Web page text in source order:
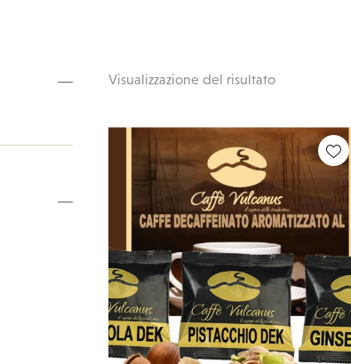
Visualizzazione del risultato